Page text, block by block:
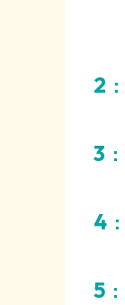
2 ：
3 ：
4 ：
5 ：